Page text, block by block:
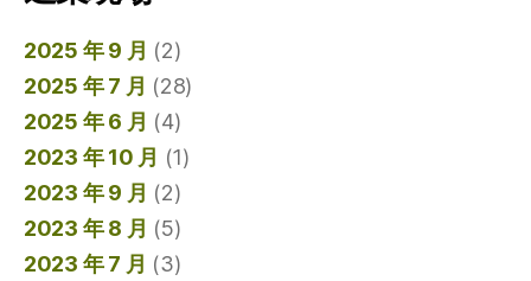
2025 年 9 月 (2)
2025 年 7 月 (28)
2025 年 6 月 (4)
2023 年 10 月 (1)
2023 年 9 月 (2)
2023 年 8 月 (5)
2023 年 7 月 (3)